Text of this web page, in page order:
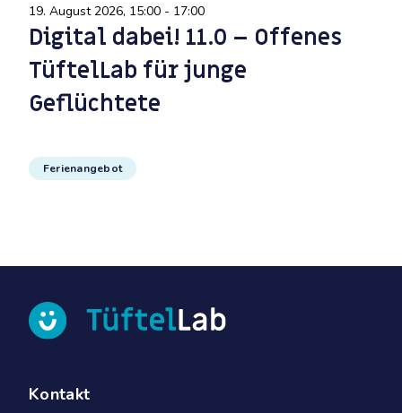
19. August 2026, 15:00 - 17:00
Digital dabei! 11.0 – Offenes
TüftelLab für junge
Geflüchtete
Ferienangebot
Kontakt